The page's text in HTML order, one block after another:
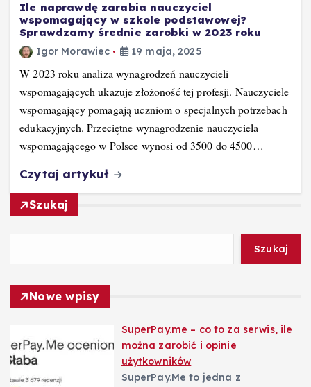
Ile naprawdę zarabia nauczyciel
wspomagający w szkole podstawowej?
Sprawdzamy średnie zarobki w 2023 roku
Igor Morawiec 19 maja, 2025
W 2023 roku analiza wynagrodzeń nauczycieli
wspomagających ukazuje złożoność tej profesji. Nauczyciele
wspomagający pomagają uczniom o specjalnych potrzebach
edukacyjnych. Przeciętne wynagrodzenie nauczyciela
wspomagającego w Polsce wynosi od 3500 do 4500…
Czytaj artykuł
Szukaj
Szukaj
Nowe wpisy
SuperPay.me – co to za serwis, ile
można zarobić i opinie
użytkowników
SuperPay.Me to jedna z